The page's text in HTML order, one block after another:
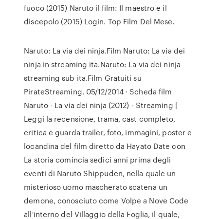
fuoco (2015) Naruto il film: Il maestro e il
discepolo (2015) Login. Top Film Del Mese.
Naruto: La via dei ninja.Film Naruto: La via dei
ninja in streaming ita.Naruto: La via dei ninja
streaming sub ita.Film Gratuiti su
PirateStreaming. 05/12/2014 · Scheda film
Naruto - La via dei ninja (2012) - Streaming |
Leggi la recensione, trama, cast completo,
critica e guarda trailer, foto, immagini, poster e
locandina del film diretto da Hayato Date con
La storia comincia sedici anni prima degli
eventi di Naruto Shippuden, nella quale un
misterioso uomo mascherato scatena un
demone, conosciuto come Volpe a Nove Code
all'interno del Villaggio della Foglia, il quale,